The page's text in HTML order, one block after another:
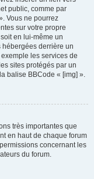
public, comme par
Vous ne pourrez
sur votre propre
en lui-même un
derrière un
les services de
sites protégés par un
balise BBCode « [img] ».
très importantes que
en haut de chaque forum
concernant les
du forum.